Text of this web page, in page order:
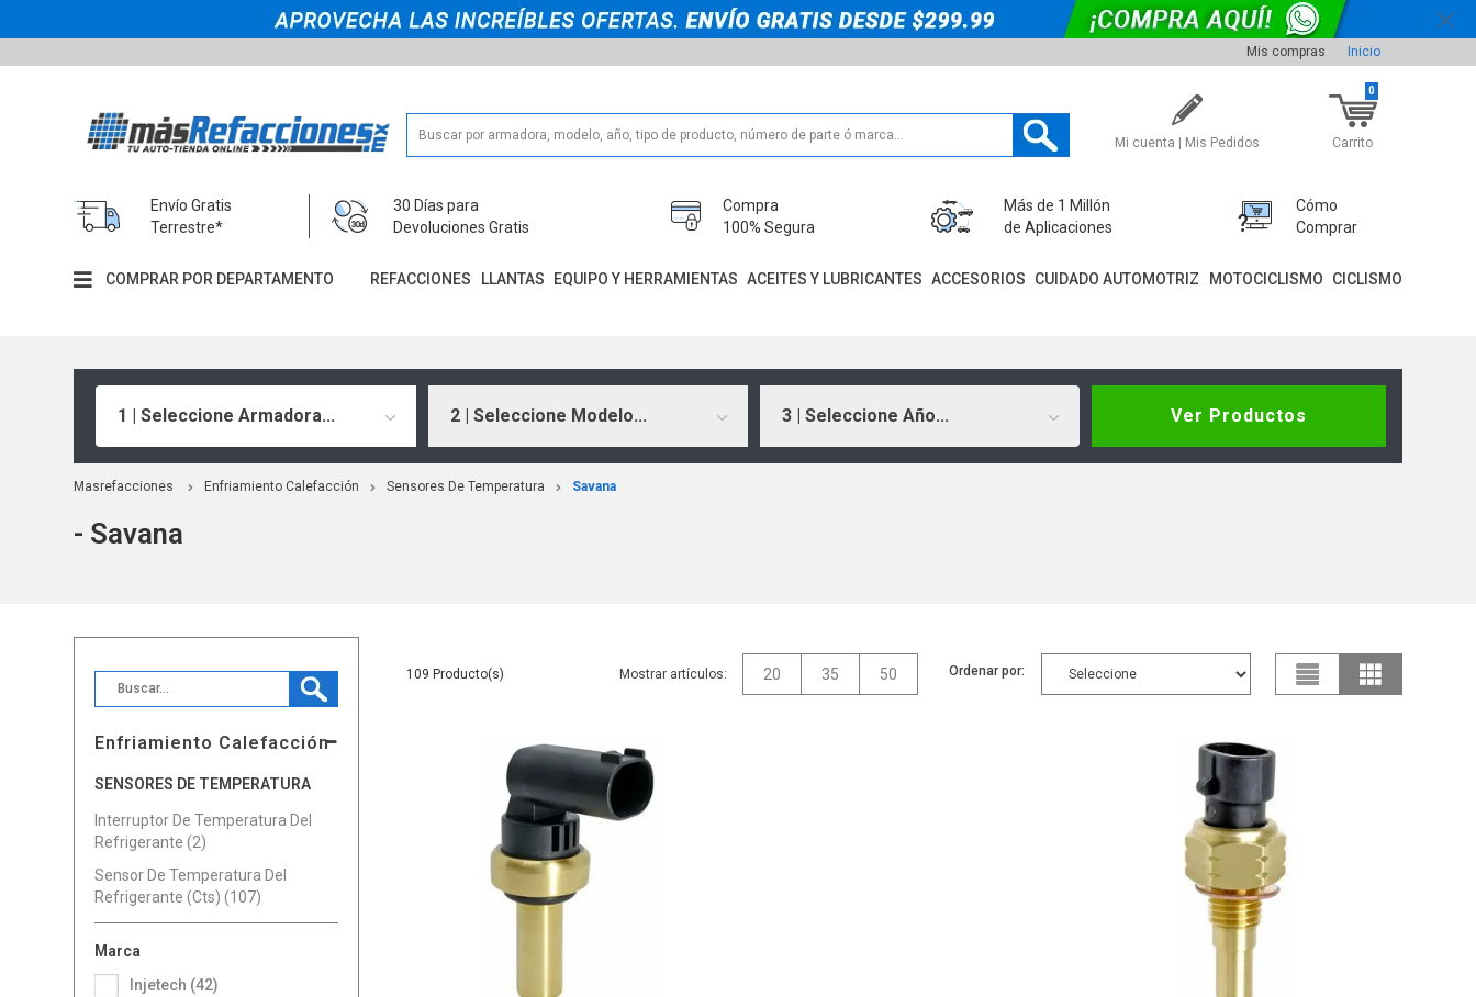
Mis compras Inicio
Mi cuenta | Mis Pedidos Carrito
0
Envío Gratis
Terrestre*
30 Días para
Devoluciones Gratis
Compra
100% Segura
Más de 1 Millón
de Aplicaciones
Cómo
Comprar
COMPRAR POR DEPARTAMENTO REFACCIONES LLANTAS EQUIPO Y HERRAMIENTAS ACEITES Y LUBRICANTES ACCESORIOS CUIDADO AUTOMOTRIZ MOTOCICLISMO CICLISMO
1 | Seleccione Armadora... 2 | Seleccione Modelo... 3 | Seleccione Año... Ver Productos
Masrefacciones Enfriamiento Calefacción Sensores De Temperatura Savana
- Savana
Enfriamiento Calefacción
SENSORES DE TEMPERATURA
Interruptor De Temperatura Del
Refrigerante (2)
Sensor De Temperatura Del
Refrigerante (Cts) (107)
Marca
Injetech (42)
109 Mostrar artículos: 20 35 50 Ordenar por: